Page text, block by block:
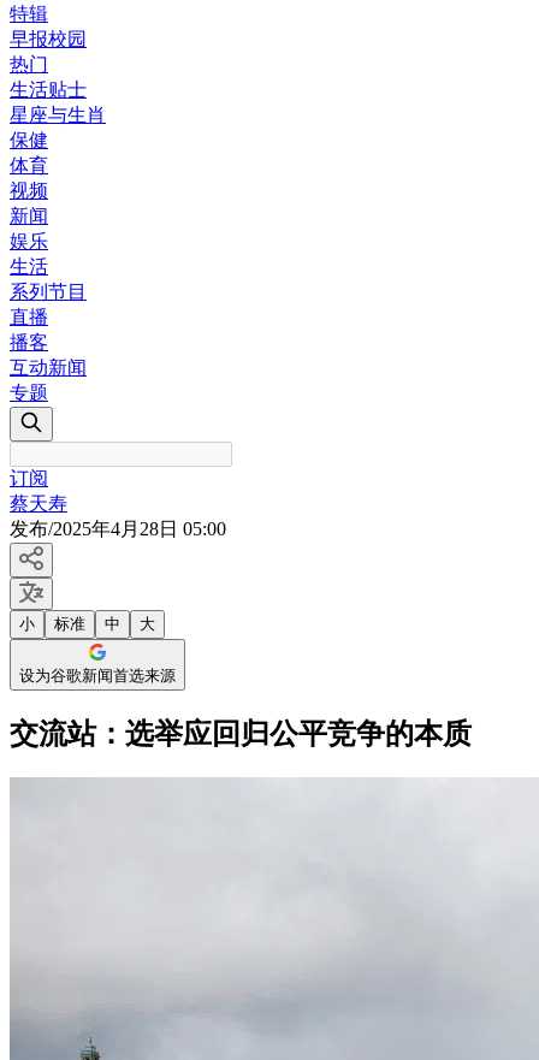
特辑
早报校园
热门
生活贴士
星座与生肖
保健
体育
视频
新闻
娱乐
生活
系列节目
直播
播客
互动新闻
专题
订阅
蔡天寿
发布/2025年4月28日 05:00
小 标准 中 大
设为谷歌新闻首选来源
交流站：选举应回归公平竞争的本质